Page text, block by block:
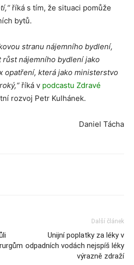
říká s tím, že situaci pomůže
bytů.
stranu nájemního bydlení,
růst nájemního bydlení jako
opatření, která jako ministerstvo
říká v podcastu Zdravé
rozvoj Petr Kulhánek.
Daniel Tácha
Další článek
Unijní poplatky za léky v
odpadních vodách nejspíš léky
výrazně zdraží